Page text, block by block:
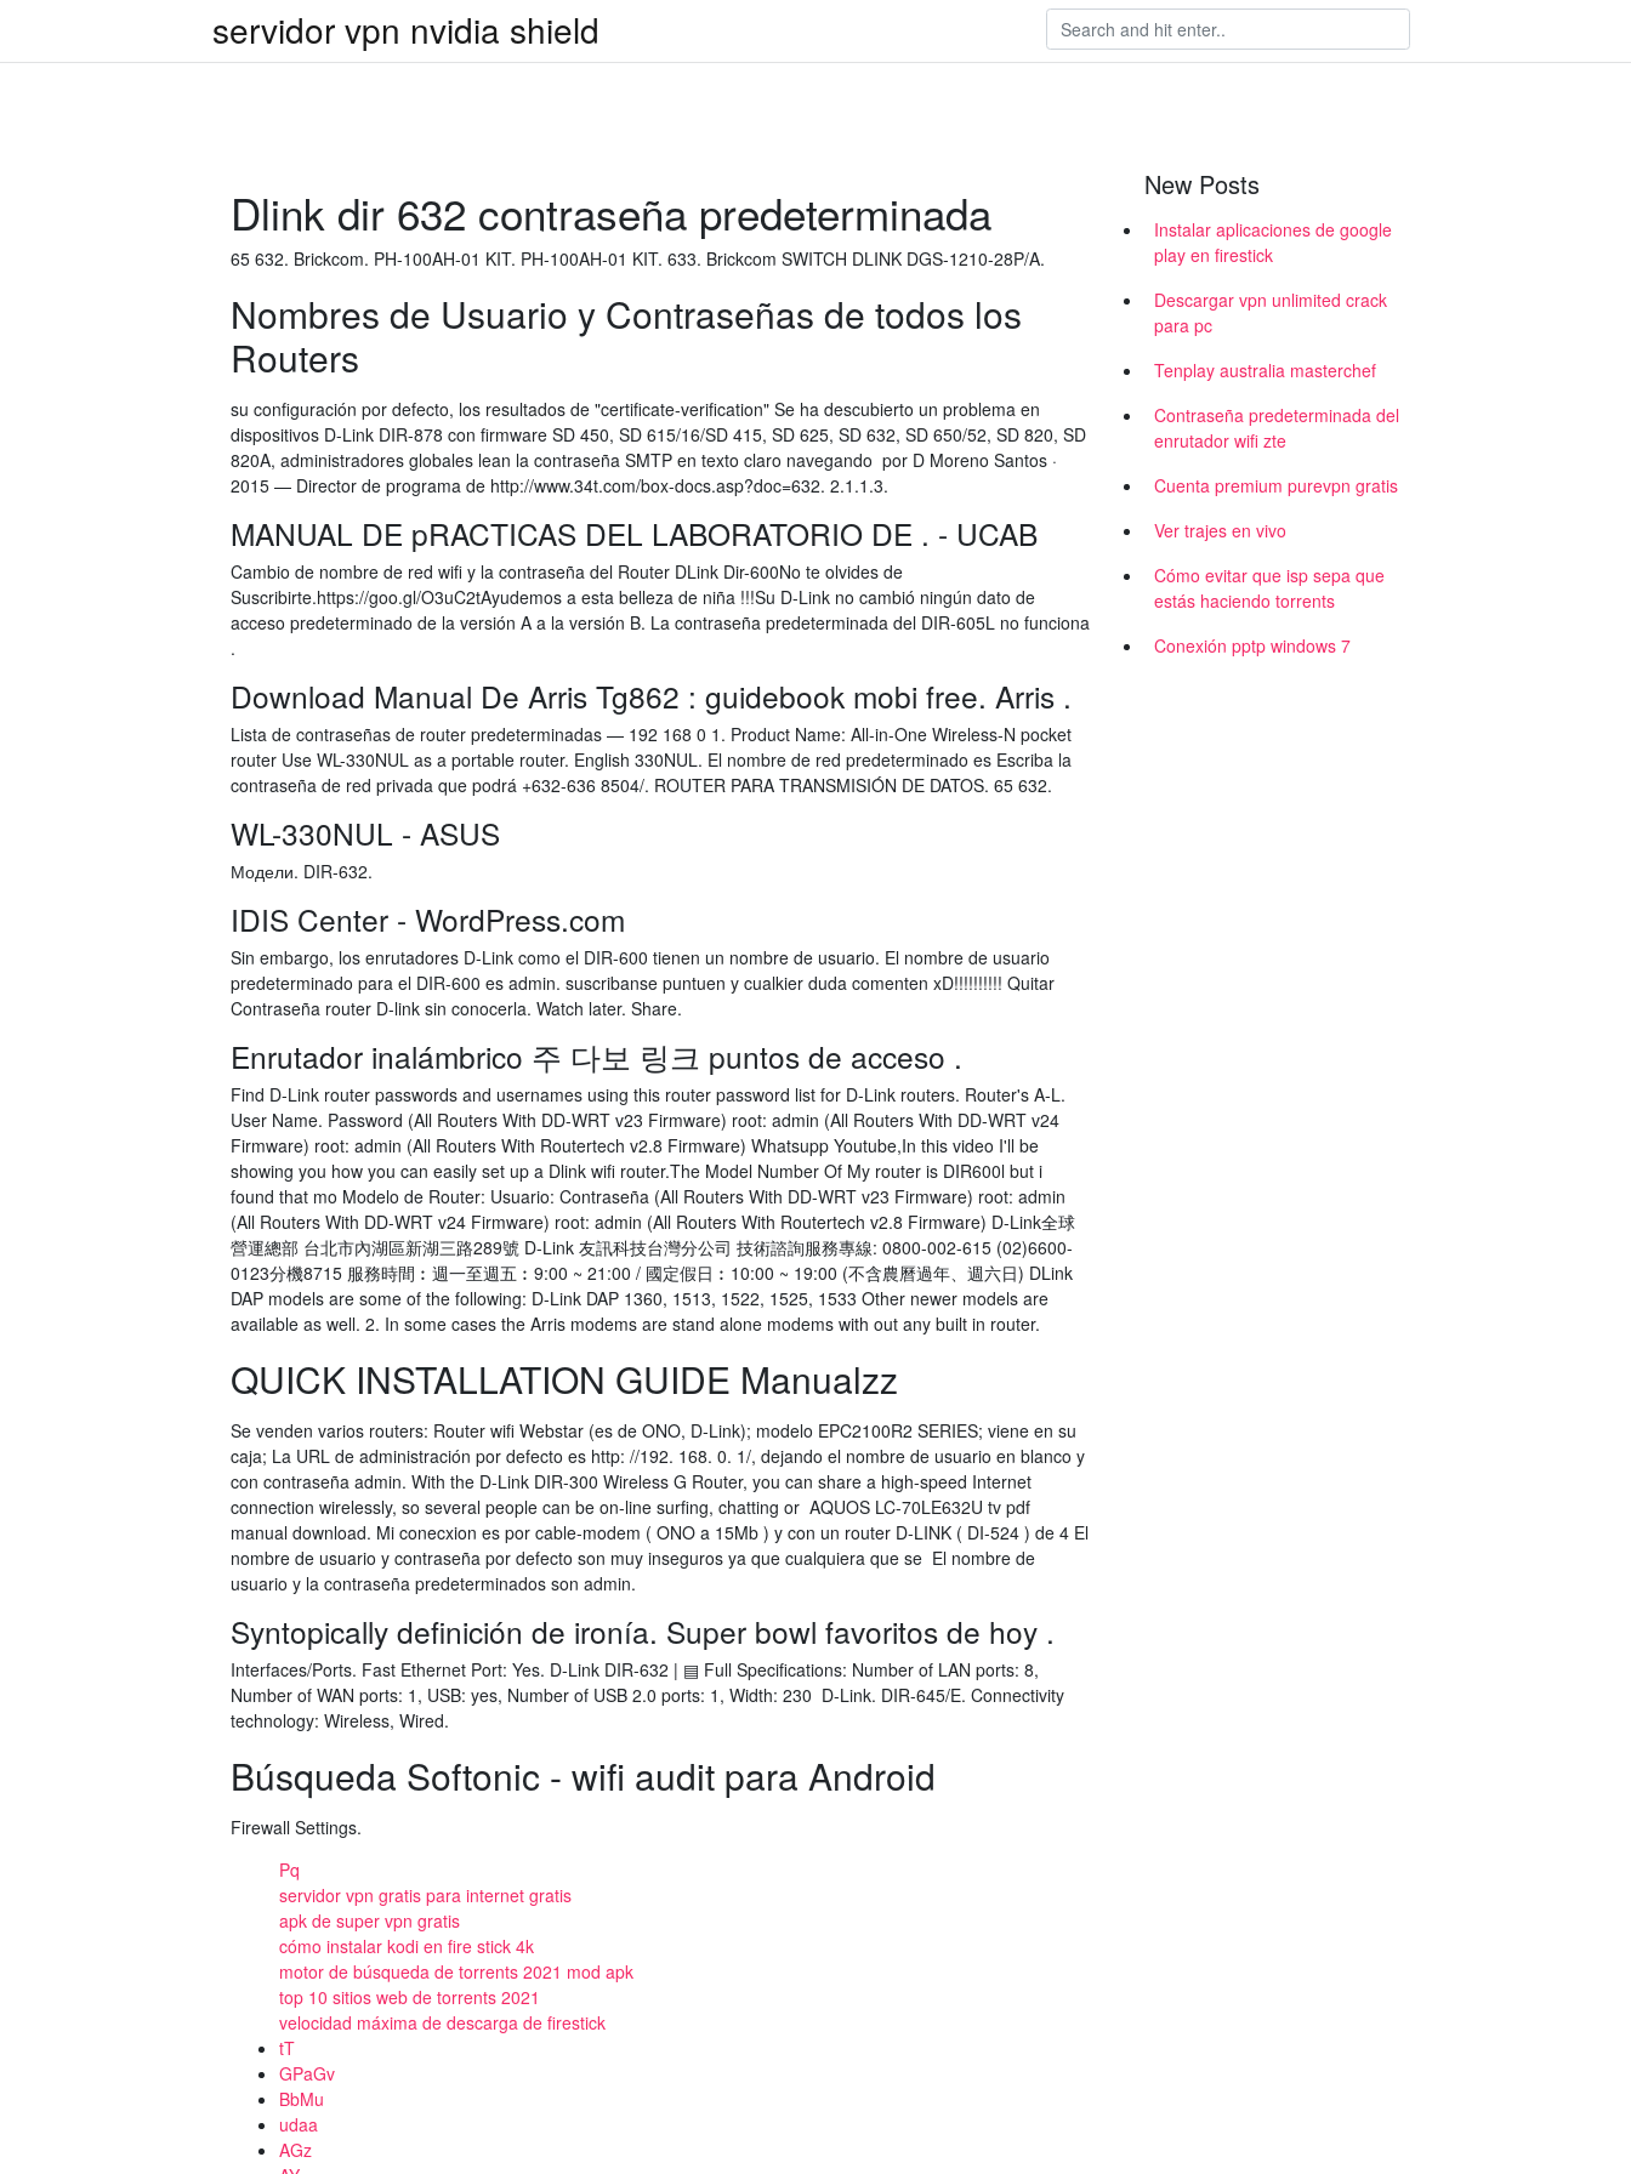
servidor vpn nvidia shield
Dlink dir 632 contraseña predeterminada
65 632. Brickcom. PH-100AH-01 KIT. PH-100AH-01 KIT. 633. Brickcom SWITCH DLINK DGS-1210-28P/A.
Nombres de Usuario y Contraseñas de todos los
Routers
su configuración por defecto, los resultados de "certificate-verification" Se ha descubierto un problema en
dispositivos D-Link DIR-878 con firmware SD 450, SD 615/16/SD 415, SD 625, SD 632, SD 650/52, SD 820, SD
820A, administradores globales lean la contraseña SMTP en texto claro navegando por D Moreno Santos ·
2015 — Director de programa de http://www.34t.com/box-docs.asp?doc=632. 2.1.1.3.
MANUAL DE pRACTICAS DEL LABORATORIO DE . - UCAB
Cambio de nombre de red wifi y la contraseña del Router DLink Dir-600No te olvides de
Suscribirte.https://goo.gl/O3uC2tAyudemos a esta belleza de niña !!!Su D-Link no cambió ningún dato de
acceso predeterminado de la versión A a la versión B. La contraseña predeterminada del DIR-605L no funciona
.
Download Manual De Arris Tg862 : guidebook mobi free. Arris .
Lista de contraseñas de router predeterminadas — 192 168 0 1. Product Name: All-in-One Wireless-N pocket
router Use WL-330NUL as a portable router. English 330NUL. El nombre de red predeterminado es Escriba la
contraseña de red privada que podrá +632-636 8504/. ROUTER PARA TRANSMISIÓN DE DATOS. 65 632.
WL-330NUL - ASUS
Модели. DIR-632.
IDIS Center - WordPress.com
Sin embargo, los enrutadores D-Link como el DIR-600 tienen un nombre de usuario. El nombre de usuario
predeterminado para el DIR-600 es admin. suscribanse puntuen y cualkier duda comenten xD!!!!!!!!!! Quitar
Contraseña router D-link sin conocerla. Watch later. Share.
Enrutador inalámbrico 주 다보 링크 puntos de acceso .
Find D-Link router passwords and usernames using this router password list for D-Link routers. Router's A-L.
User Name. Password (All Routers With DD-WRT v23 Firmware) root: admin (All Routers With DD-WRT v24
Firmware) root: admin (All Routers With Routertech v2.8 Firmware) Whatsupp Youtube,In this video I'll be
showing you how you can easily set up a Dlink wifi router.The Model Number Of My router is DIR600l but i
found that mo Modelo de Router: Usuario: Contraseña (All Routers With DD-WRT v23 Firmware) root: admin
(All Routers With DD-WRT v24 Firmware) root: admin (All Routers With Routertech v2.8 Firmware) D-Link全球
營運總部 台北市內湖區新湖三路289號 D-Link 友訊科技台灣分公司 技術諮詢服務專線: 0800-002-615 (02)6600-
0123分機8715 服務時間︰週一至週五︰9:00 ~ 21:00 / 國定假日︰10:00 ~ 19:00 (不含農曆過年、週六日) DLink
DAP models are some of the following: D-Link DAP 1360, 1513, 1522, 1525, 1533 Other newer models are
available as well. 2. In some cases the Arris modems are stand alone modems with out any built in router.
QUICK INSTALLATION GUIDE Manualzz
Se venden varios routers: Router wifi Webstar (es de ONO, D-Link); modelo EPC2100R2 SERIES; viene en su
caja; La URL de administración por defecto es http: //192. 168. 0. 1/, dejando el nombre de usuario en blanco y
con contraseña admin. With the D-Link DIR-300 Wireless G Router, you can share a high-speed Internet
connection wirelessly, so several people can be on-line surfing, chatting or AQUOS LC-70LE632U tv pdf
manual download. Mi conecxion es por cable-modem ( ONO a 15Mb ) y con un router D-LINK ( DI-524 ) de 4 El
nombre de usuario y contraseña por defecto son muy inseguros ya que cualquiera que se El nombre de
usuario y la contraseña predeterminados son admin.
Syntopically definición de ironía. Super bowl favoritos de hoy .
Interfaces/Ports. Fast Ethernet Port: Yes. D-Link DIR-632 | ▤ Full Specifications: Number of LAN ports: 8,
Number of WAN ports: 1, USB: yes, Number of USB 2.0 ports: 1, Width: 230 D-Link. DIR-645/E. Connectivity
technology: Wireless, Wired.
Búsqueda Softonic - wifi audit para Android
Firewall Settings.
Pq
servidor vpn gratis para internet gratis
apk de super vpn gratis
cómo instalar kodi en fire stick 4k
motor de búsqueda de torrents 2021 mod apk
top 10 sitios web de torrents 2021
velocidad máxima de descarga de firestick
tT
GPaGv
BbMu
udaa
AGz
New Posts
Instalar aplicaciones de google
play en firestick
Descargar vpn unlimited crack
para pc
Tenplay australia masterchef
Contraseña predeterminada del
enrutador wifi zte
Cuenta premium purevpn gratis
Ver trajes en vivo
Cómo evitar que isp sepa que
estás haciendo torrents
Conexión pptp windows 7